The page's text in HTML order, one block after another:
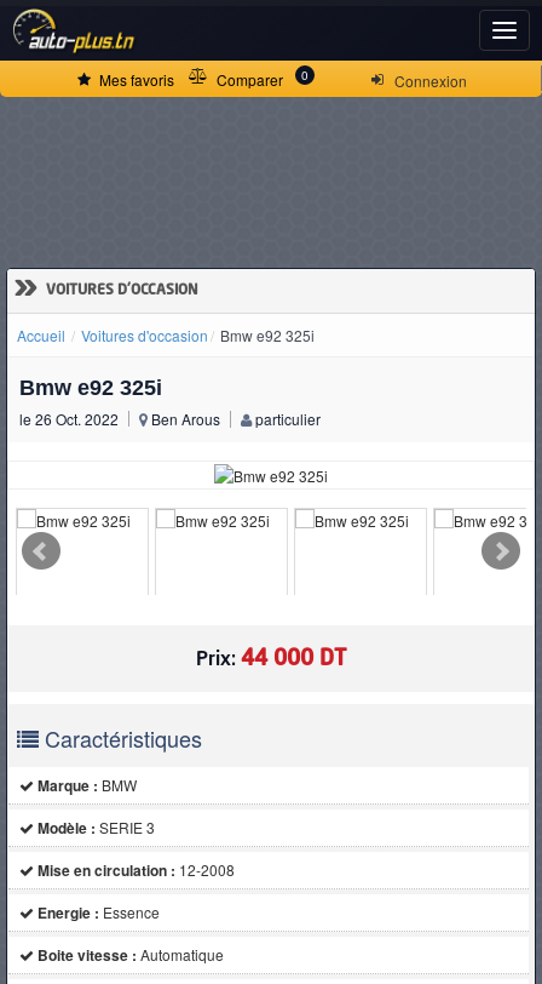
Connexion
Mes favoris Comparer 0
» VOITURES D'OCCASION
Accueil Voitures d'occasion Bmw e92 325i
Bmw e92 325i
le 26 Oct. 2022 Ben Arous particulier
Prix: 44 000 DT
Caractéristiques
Marque : BMW
Modèle : SERIE 3
Mise en circulation : 12-2008
Energie : Essence
Boite vitesse : Automatique
ACCUEIL
D'OCCASION